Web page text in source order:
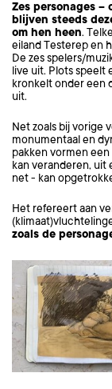
Zes personages
blijven steeds
om hen heen.
eiland Testerep en
De zes spelers/
live uit. Plots speelt
kronkelt onder een
uit.
Net zoals bij vorige
monumentaal en
pakken vormen
kan veranderen, uit
net - kan
Het refereert aan
zoals de